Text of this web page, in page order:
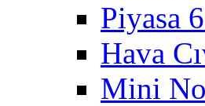
Piyasa
Hava
Mini